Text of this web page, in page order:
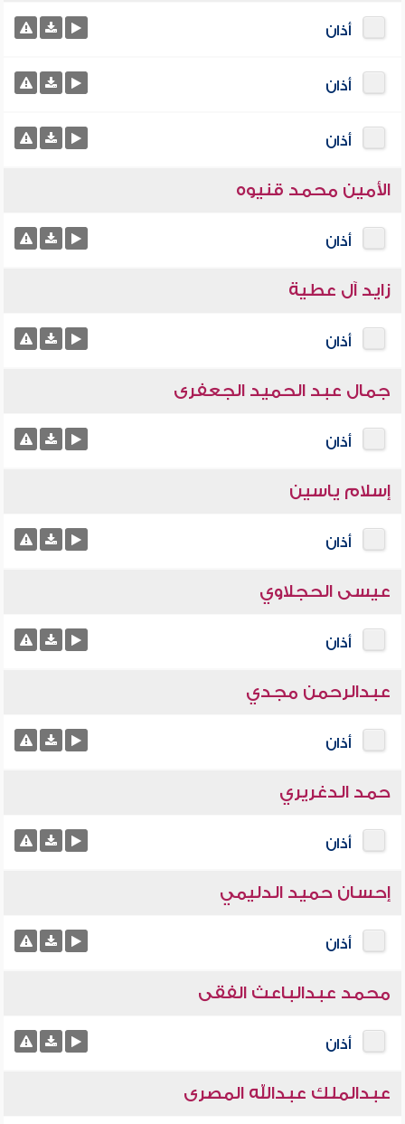
أذان
أذان
أذان
الأمين محمد قنيوه
أذان
زايد آل عطية
أذان
جمال عبد الحميد الجعفرى
أذان
إسلام ياسين
أذان
عيسى الحجلاوي
أذان
عبدالرحمن مجدي
أذان
حمد الدغريري
أذان
إحسان حميد الدليمي
أذان
محمد عبدالباعث الفقى
أذان
عبدالملك عبدالله المصرى